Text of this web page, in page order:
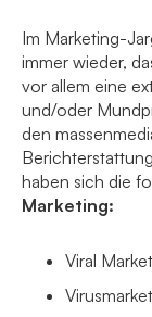
Im Marketing-
immer wieder,
vor allem eine
und/oder
den
haben sich die
Marketing:
Viral